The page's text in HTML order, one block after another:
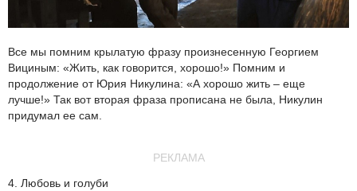
Все мы помним крылатую фразу произнесенную Георгием
Вициным: «Жить, как говорится, хорошо!» Помним и
продолжение от Юрия Никулина: «А хорошо жить – еще
лучше!» Так вот вторая фраза прописана не была, Никулин
придумал ее сам.
РЕКЛАМА
4. Любовь и голуби